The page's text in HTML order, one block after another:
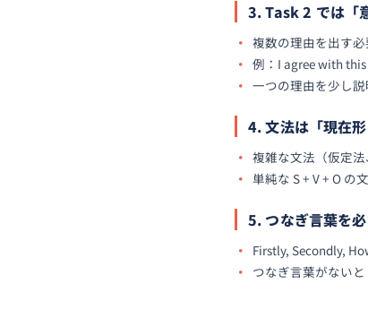
3. Task 2 では「
複数の理由を出す必
例：I agree with
一つの理由を少し説
4. 文法は「現在
複雑な文法（仮定
単純な S + V + O の
5. つなぎ言葉を
Firstly, Secondly,
つなぎ言葉がない